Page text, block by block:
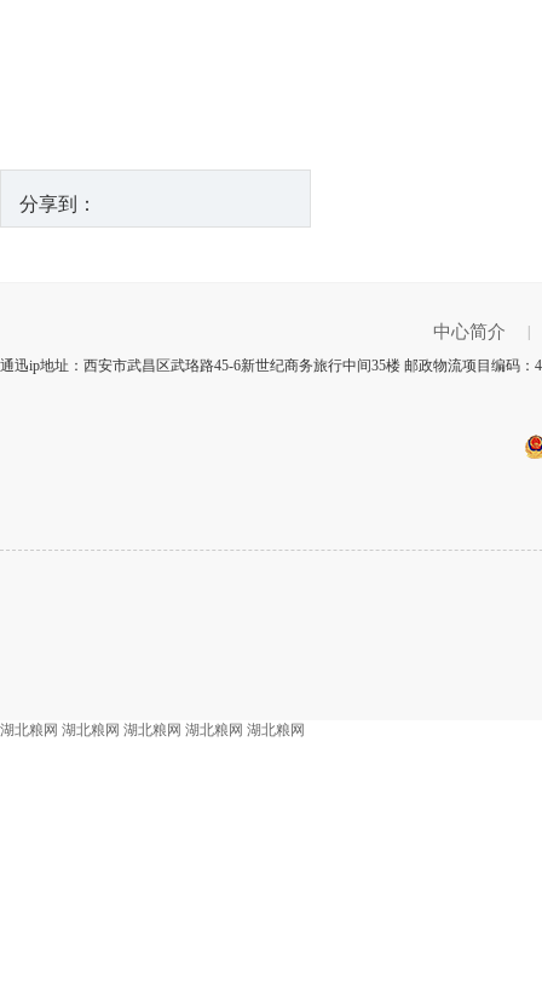
分享到：
中心简介
通迅ip地址：西安市武昌区武珞路45-6新世纪商务旅行中间35楼 邮政物流项目编码
湖北粮网 湖北粮网 湖北粮网 湖北粮网 湖北粮网